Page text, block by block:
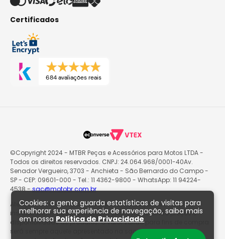
Cookies: a gente guarda estatísticas de visitas para
melhorar sua experiência de navegação, saiba mais
em nossa Política de Privacidade
Certificados
684 avaliações reais
©Copyright 2024 - MTBR Peças e Acessórios para Motos LTDA -
Todos os direitos reservados. CNPJ: 24.064.968/0001-40Av.
Senador Vergueiro, 3703 - Anchieta - São Bernardo do Campo -
SP - CEP: 09601-000 - Tel.: 11 4362-9800 - WhatsApp: 11 94224-
4538 -sac@motobr.com.br
Atenção: O site poderá passar por atualizações e eventuais
instabilidades nas informações exibidas, incluindo preços e
disponibilidade de produtos. O valor válido para fins de compra
será sempre aquele apresentado na sacola de produtos no